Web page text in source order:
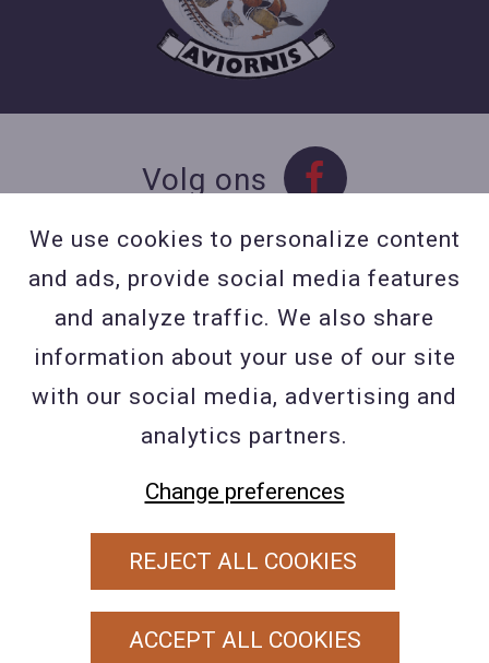
Volg ons
Contact
Contacteer ons
BE 0423 427 566 (0032
477601560
Wuytsbergen (HRT) 118, 2200
PRIVACY POLICY
COOKIEBELEID
We use cookies to personalize content
and ads, provide social media features
and analyze traffic. We also share
information about your use of our site
with our social media, advertising and
analytics partners.
Change preferences
REJECT ALL COOKIES
ACCEPT ALL COOKIES